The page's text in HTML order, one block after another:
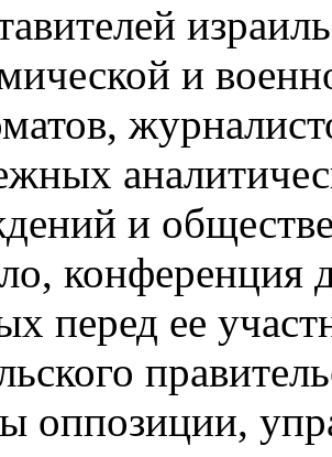
и
и
конференция
перед ее
оппозиции,